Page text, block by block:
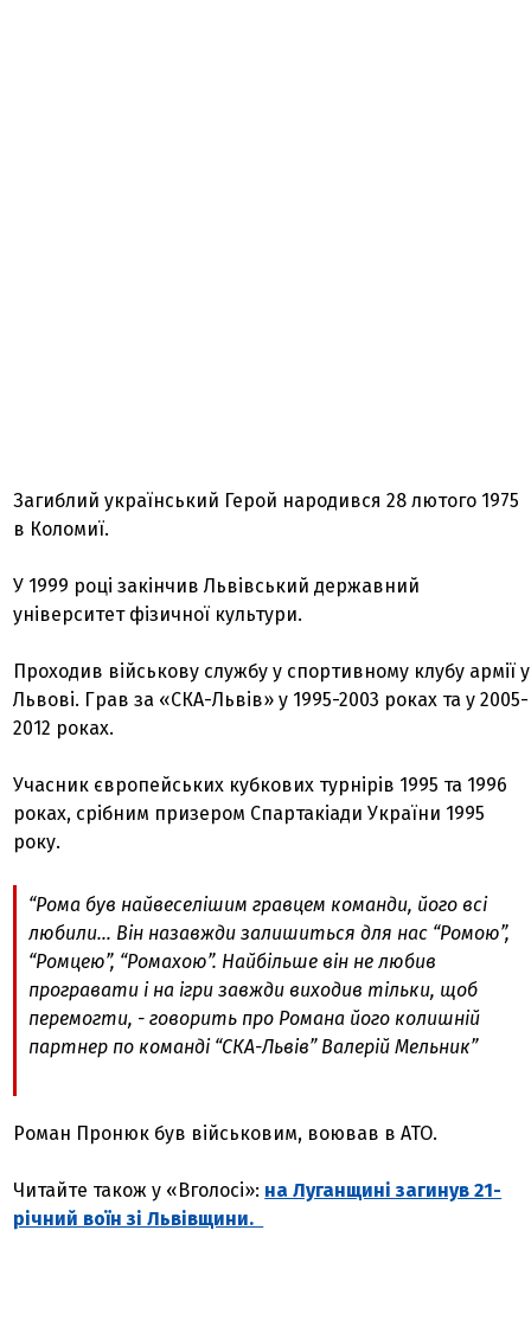
Загиблий український Герой народився 28 лютого 1975
в Коломиї.
У 1999 році закінчив Львівський державний
університет фізичної культури.
Проходив військову службу у спортивному клубу армії у
Львові. Грав за «СКА-Львів» у 1995-2003 роках та у 2005-
2012 роках.
Учасник європейських кубкових турнірів 1995 та 1996
роках, срібним призером Спартакіади України 1995
року.
“Рома був найвеселішим гравцем команди, його всі
любили… Він назавжди залишиться для нас “Ромою”,
“Ромцею”, “Ромахою”. Найбільше він не любив
програвати і на ігри завжди виходив тільки, щоб
перемогти, - говорить про Романа його колишній
партнер по команді “СКА-Львів” Валерій Мельник”
Роман Пронюк був військовим, воював в АТО.
Читайте також у «Вголосі»: на Луганщині загинув 21-
річний воїн зі Львівщини.